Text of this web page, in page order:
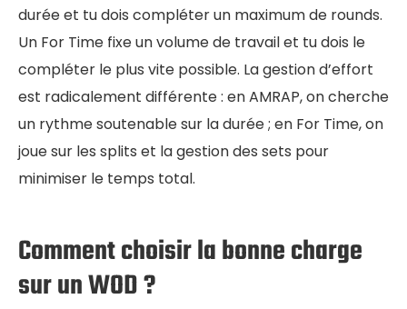
durée et tu dois compléter un maximum de rounds.
Un For Time fixe un volume de travail et tu dois le
compléter le plus vite possible. La gestion d’effort
est radicalement différente : en AMRAP, on cherche
un rythme soutenable sur la durée ; en For Time, on
joue sur les splits et la gestion des sets pour
minimiser le temps total.
Comment choisir la bonne charge
sur un WOD ?